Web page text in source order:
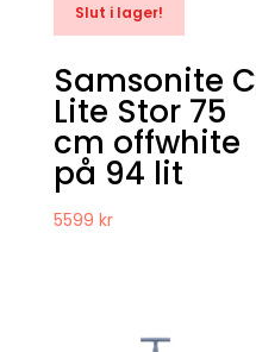
Slut i lager!
Samsonite C
Lite Stor 75
cm offwhite
på 94 lit
5599 kr